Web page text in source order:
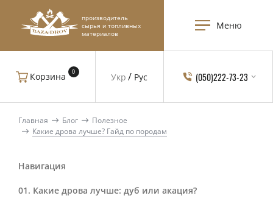
производитель
сырья и топливных
материалов
Меню
Укр Рус
Корзина 0 (050)222-73-23
Главная Блог
Полезное
Какие дрова лучше? Гайд по породам
Навигация
Какие дрова лучше: дуб или акация?